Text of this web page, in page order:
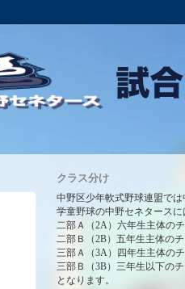
クラス分け
中野区少年軟式野球連盟で
学童野球の中野セネタース
二部Ａ（2A）六年生主体の
二部Ｂ（2B）五年生主体の
三部Ａ（3A）四年生主体の
三部Ｂ（3B）三年生以下の
となります。